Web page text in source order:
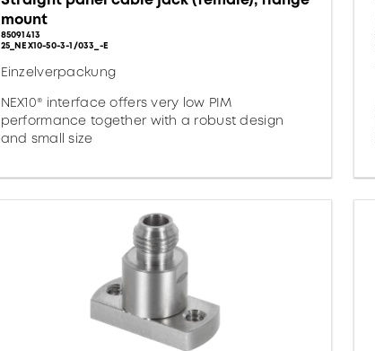
mount
85091413
25_NEX10-50-3-1/033_-E
Einzelverpackung
NEX10® interface offers very low PIM
performance together with a robust design
and small size